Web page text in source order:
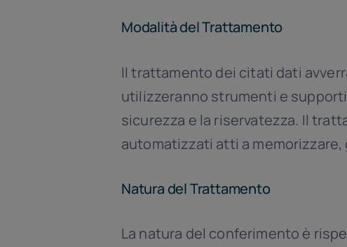
Modalità del Trattamento
Il trattamento dei citati dati
utilizzeranno strumenti e
sicurezza e la riservatezza. Il
automatizzati atti a
Natura del Trattamento
La natura del conferimento è